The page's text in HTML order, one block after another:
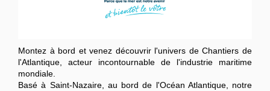
Montez à bord et venez découvrir l'univers de Chantiers de
l'Atlantique, acteur incontournable de l'industrie maritime
mondiale.
Basé à Saint-Nazaire, au bord de l'Océan Atlantique, notre